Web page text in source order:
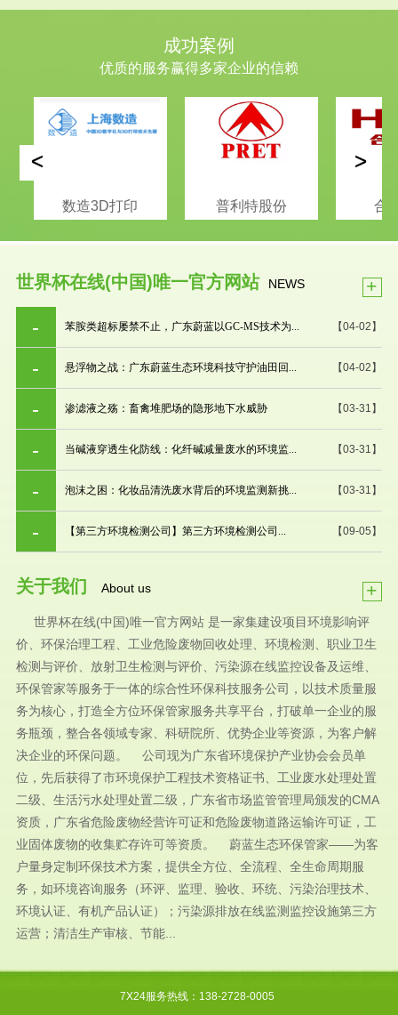
成功案例
优质的服务赢得多家企业的信赖
数造3D打印 普利特股份 合
< >
世界杯在线(中国)唯一官方网站 NEWS +
【04-02】
苯胺类超标屡禁不止，广东蔚蓝以GC-MS技术为...
【04-02】
悬浮物之战：广东蔚蓝生态环境科技守护油田回...
【03-31】
渗滤液之殇：畜禽堆肥场的隐形地下水威胁
【03-31】
当碱液穿透生化防线：化纤碱减量废水的环境监...
【03-31】
泡沫之困：化妆品清洗废水背后的环境监测新挑...
【09-05】
【第三方环境检测公司】第三方环境检测公司...
关于我们 About us +
世界杯在线(中国)唯一官方网站 是一家集建设项目环境影响评
价、环保治理工程、工业危险废物回收处理、环境检测、职业卫生
检测与评价、放射卫生检测与评价、污染源在线监控设备及运维、
环保管家等服务于一体的综合性环保科技服务公司，以技术质量服
务为核心，打造全方位环保管家服务共享平台，打破单一企业的服
务瓶颈，整合各领域专家、科研院所、优势企业等资源，为客户解
决企业的环保问题。 公司现为广东省环境保护产业协会会员单
位，先后获得了市环境保护工程技术资格证书、工业废水处理处置
二级、生活污水处理处置二级，广东省市场监管管理局颁发的CMA
资质，广东省危险废物经营许可证和危险废物道路运输许可证，工
业固体废物的收集贮存许可等资质。 蔚蓝生态环保管家——为客
户量身定制环保技术方案，提供全方位、全流程、全生命周期服
务，如环境咨询服务（环评、监理、验收、环统、污染治理技术、
环境认证、有机产品认证）；污染源排放在线监测监控设施第三方
运营；清洁生产审核、节能...
7X24服务热线：138-2728-0005